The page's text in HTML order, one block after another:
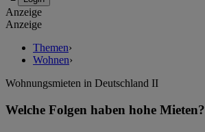
Anzeige
Anzeige
Themen›
Wohnen›
Wohnungsmieten in Deutschland II
Welche Folgen haben hohe Mieten?